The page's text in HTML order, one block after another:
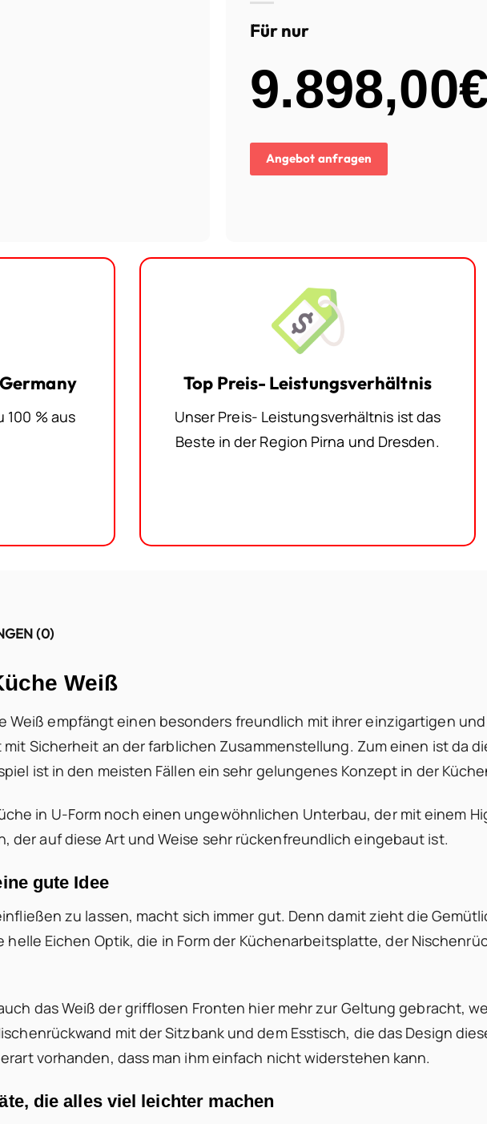
Für nur
9.898,00
Angebot anfragen
100 % aus
Top Preis- Leistungsverhältnis
Unser Preis- Leistungsverhältnis ist das
Beste in der Region Pirna und Dresden.
(0)
Weiß
Weiß empfängt einen besonders freundlich mit ihrer einzigartigen
Sicherheit an der farblichen Zusammenstellung. Zum einen ist da
ist in den meisten Fällen ein sehr gelungenes Konzept in der
in U-Form noch einen ungewöhnlichen Unterbau, der mit einem
der auf diese Art und Weise sehr rückenfreundlich eingebaut ist.
gute Idee
zu lassen, macht sich immer gut. Denn damit zieht die
helle Eichen Optik, die in Form der Küchenarbeitsplatte, der
das Weiß der grifflosen Fronten hier mehr zur Geltung gebracht,
mit der Sitzbank und dem Esstisch, die das Design
vorhanden, dass man ihm einfach nicht widerstehen kann.
die alles viel leichter machen